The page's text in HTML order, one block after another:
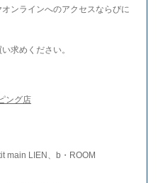
ンラインへのアクセスならびに
求めください。
ング店
main LIEN、b・ROOM